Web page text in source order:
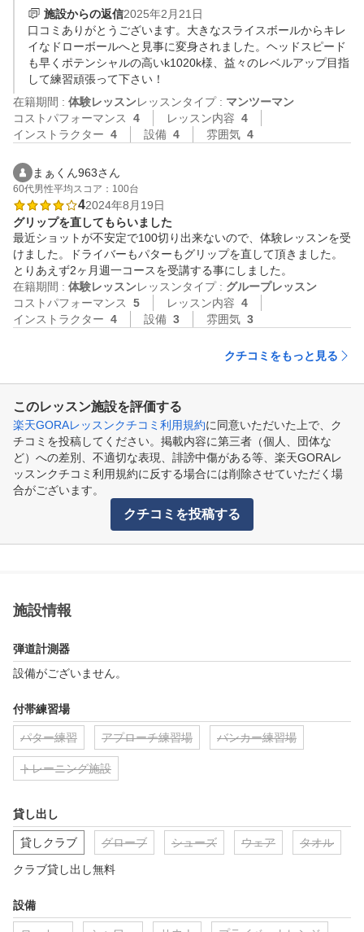
施設からの返信2025年2月21日
口コミありがとうございます。大きなスライスボールからキレ
イなドローボールへと見事に変身されました。ヘッドスピード
も早くポテンシャルの高いk1020k様、益々のレベルアップ目指
して練習頑張って下さい！
在籍期間 : 体験レッスンレッスンタイプ : マンツーマン
コストパフォーマンス
4 レッスン内容 4
インストラクター 4 設備 4 雰囲気 4
まぁくん963さん
60代男性平均スコア：100台
42024年8月19日
グリップを直してもらいました
最近ショットが不安定で100切り出来ないので、体験レッスンを受
けました。ドライバーもパターもグリップを直して頂きました。
とりあえず2ヶ月週一コースを受講する事にしました。
在籍期間 : 体験レッスンレッスンタイプ : グループレッスン
コストパフォーマンス
5 レッスン内容 4
インストラクター 4 設備 3 雰囲気 3
クチコミをもっと見る
このレッスン施設を評価する
楽天GORAレッスンクチコミ利用規約に同意いただいた上で、ク
チコミを投稿してください。掲載内容に第三者（個人、団体な
ど）への差別、不適切な表現、誹謗中傷がある等、楽天GORAレ
ッスンクチコミ利用規約に反する場合には削除させていただく場
合がございます。
クチコミを投稿する
施設情報
弾道計測器
設備がございません。
付帯練習場
パター練習 アプローチ練習場 バンカー練習場
トレーニング施設
貸し出し
貸しクラブ グローブ シューズ ウェア タオル
クラブ貸し出し無料
設備